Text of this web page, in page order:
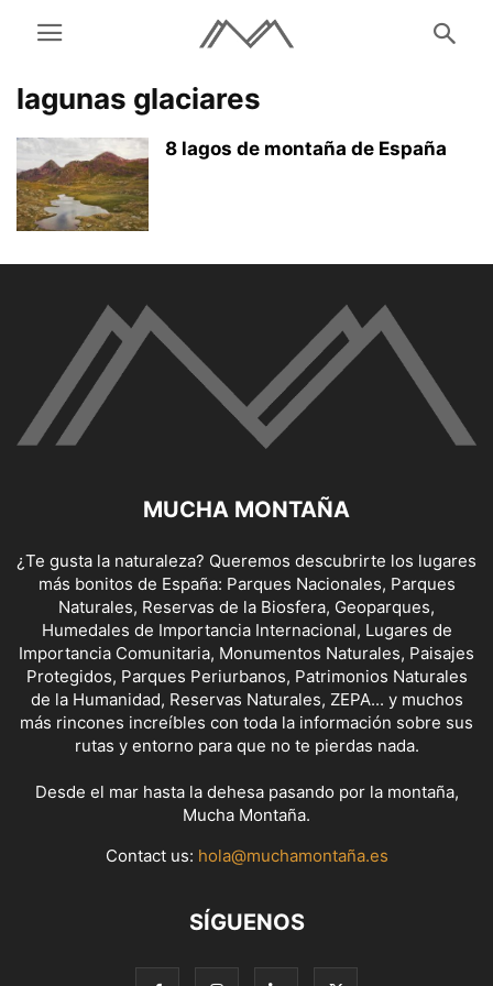
lagunas glaciares
8 lagos de montaña de España
MUCHA MONTAÑA
¿Te gusta la naturaleza? Queremos descubrirte los lugares
más bonitos de España: Parques Nacionales, Parques
Naturales, Reservas de la Biosfera, Geoparques,
Humedales de Importancia Internacional, Lugares de
Importancia Comunitaria, Monumentos Naturales, Paisajes
Protegidos, Parques Periurbanos, Patrimonios Naturales
de la Humanidad, Reservas Naturales, ZEPA... y muchos
más rincones increíbles con toda la información sobre sus
rutas y entorno para que no te pierdas nada.
Desde el mar hasta la dehesa pasando por la montaña,
Mucha Montaña.
Contact us: hola@muchamontaña.es
SÍGUENOS